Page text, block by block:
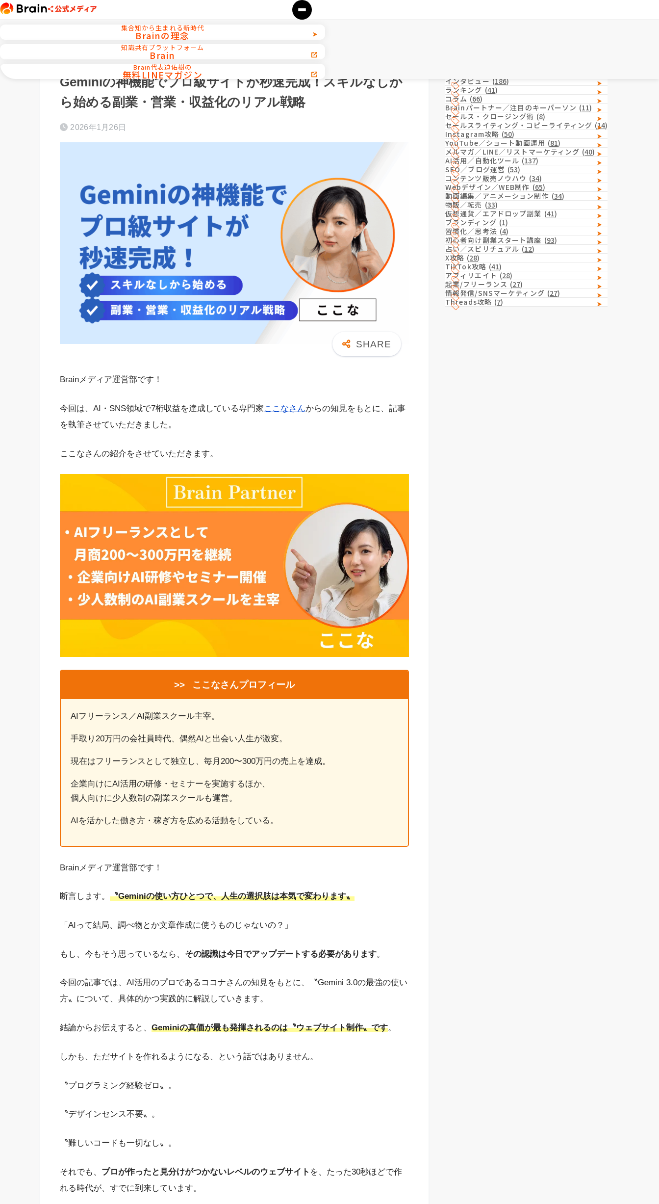
集合知から生まれる新時代
Brainの理念
知識共有プラットフォーム
Brain
Brain代表迫佑樹の
無料LINEマガジン
AI活用／自動化ツール
Geminiの神機能でプロ級サイトが秒速完成！スキルなしか
ら始める副業・営業・収益化のリアル戦略
2026年1月26日
Brainメディア運営部です！
今回は、AI・SNS領域で7桁収益を達成している専門家ここなさんからの知見をもとに、記事
を執筆させていただきました。
ここなさんの紹介をさせていただきます。
>> ここなさんプロフィール
AIフリーランス／AI副業スクール主宰。
手取り20万円の会社員時代、偶然AIと出会い人生が激変。
現在はフリーランスとして独立し、毎月200〜300万円の売上を達成。
企業向けにAI活用の研修・セミナーを実施するほか、
個人向けに少人数制の副業スクールも運営。
AIを活かした働き方・稼ぎ方を広める活動をしている。
Brainメディア運営部です！
断言します。 〝Geminiの使い方ひとつで、人生の選択肢は本気で変わります〟
「AIって結局、調べ物とか文章作成に使うものじゃないの？」
もし、今もそう思っているなら、 その認識は今日でアップデートする必要があります。
今回の記事では、AI活用のプロであるココナさんの知見をもとに、〝Gemini 3.0の最強の使い
方〟について、具体的かつ実践的に解説していきます。
結論からお伝えすると、 Geminiの真価が最も発揮されるのは〝ウェブサイト制作〟です。
しかも、ただサイトを作れるようになる、という話ではありません。
〝プログラミング経験ゼロ〟。
〝デザインセンス不要〟。
〝難しいコードも一切なし〟。
それでも、 プロが作ったと見分けがつかないレベルのウェブサイト を、たった30秒ほどで作
れる時代が、すでに到来しています。
インタビュー (186)
ランキング (41)
コラム (66)
Brainパートナー／注目のキーパーソン (11)
セールス・クロージング術 (8)
セールスライティング・コピーライティング (14)
Instagram攻略 (50)
YouTube／ショート動画運用 (81)
メルマガ／LINE／リストマーケティング (40)
AI活用／自動化ツール (137)
SEO／ブログ運営 (53)
コンテンツ販売ノウハウ (34)
Webデザイン／WEB制作 (65)
動画編集／アニメーション制作 (34)
物販／転売 (33)
仮想通貨／エアドロップ副業 (41)
ブランディング (1)
習慣化／思考法 (4)
初心者向け副業スタート講座 (93)
占い／スピリチュアル (12)
X攻略 (28)
TikTok攻略 (41)
アフィリエイト (28)
起業/フリーランス (27)
情報発信/SNSマーケティング (27)
Threads攻略 (7)